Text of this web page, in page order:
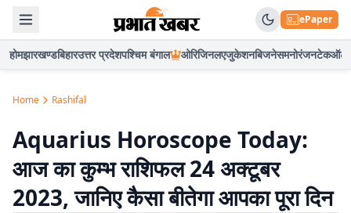
ePaper
होमझारखण्डबिहारउत्तर प्रदेशपश्चिम बंगाल ओरिजिनलएजुकेशनबिजनेसमनोरंजनटेकऑटो
Home Rashifal
Aquarius Horoscope Today:
आज का कुम्भ राशिफल 24 अक्टूबर
2023, जानिए कैसा बीतेगा आपका पूरा दिन